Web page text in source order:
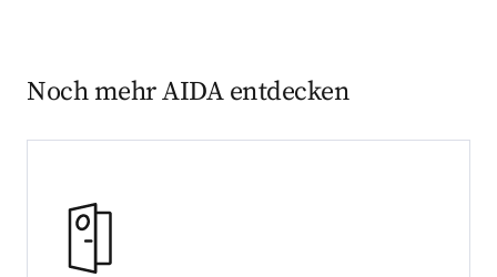
Noch mehr AIDA entdecken